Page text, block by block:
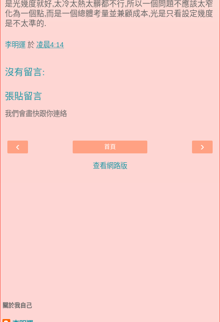
是光幾度就好,太冷太熱太髒都不行,所以一個問題不應該太窄
化為一個點,而是一個總體考量並兼顧成本,光是只看設定幾度
是不太準的.
李明運 於 凌晨4:14
沒有留言:
張貼留言
我們會盡快跟你連絡
‹ ›
首頁
查看網路版
關於我自己